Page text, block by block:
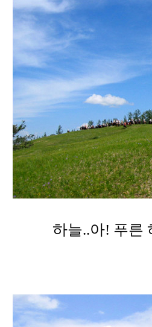
하늘..아! 푸른